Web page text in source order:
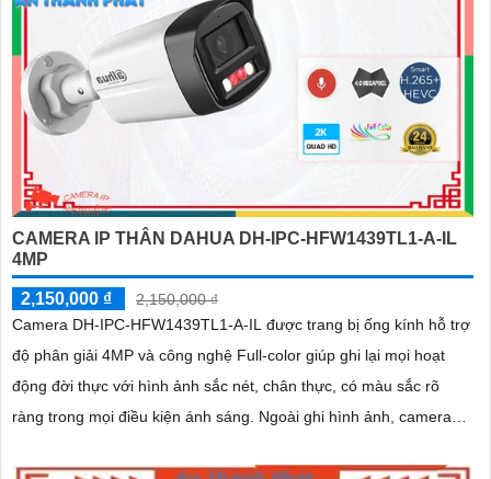
CAMERA IP THÂN DAHUA DH-IPC-HFW1439TL1-A-IL
4MP
2,150,000 ₫
2,150,000 ₫
Camera DH-IPC-HFW1439TL1-A-IL được trang bị ống kính hỗ trợ
độ phân giải 4MP và công nghệ Full-color giúp ghi lại mọi hoạt
động đời thực với hình ảnh sắc nét, chân thực, có màu sắc rõ
ràng trong mọi điều kiện ánh sáng. Ngoài ghi hình ảnh, camera